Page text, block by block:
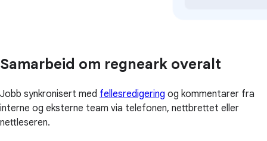
Samarbeid om regneark overalt
Jobb synkronisert med fellesredigering og kommentarer fra
interne og eksterne team via telefonen, nettbrettet eller
nettleseren.